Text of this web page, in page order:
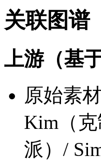
关联图谱
上游（基
原始素
Kim（
派）/